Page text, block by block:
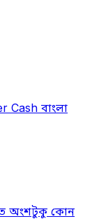
Cash বাংলা
অংশটুকু কোন